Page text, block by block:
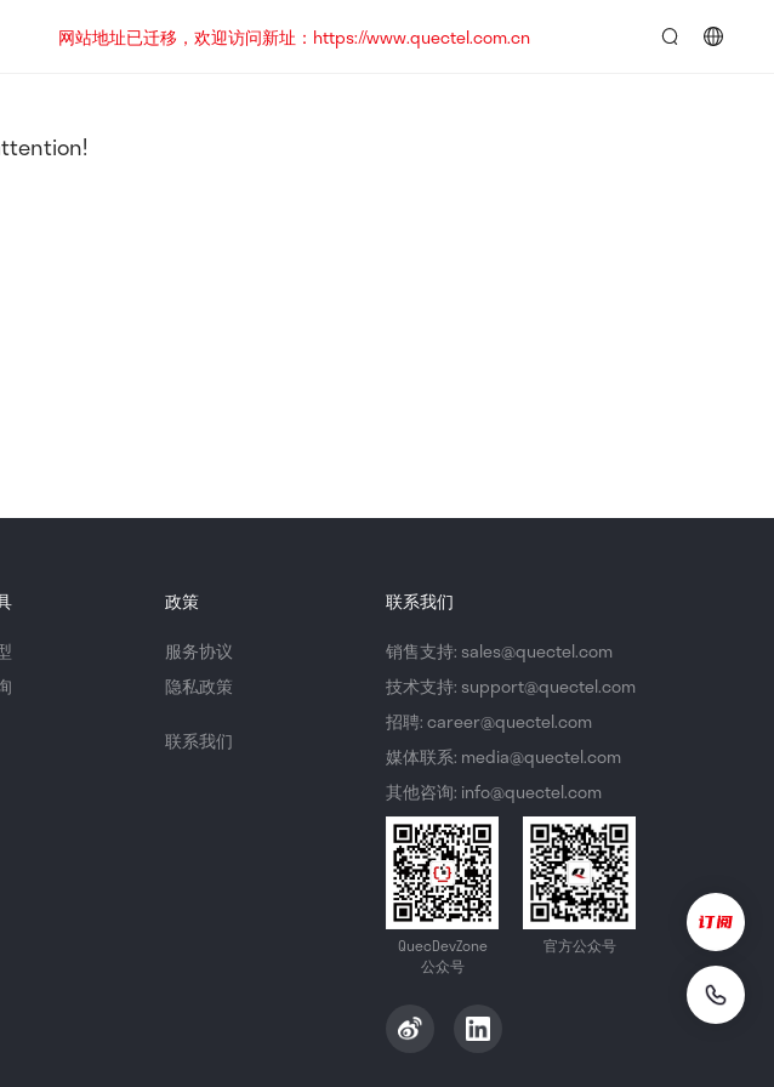
网站地址已迁移，欢迎访问新址：https://www.quectel.com.cn
政策
服务协议
隐私政策
联系我们
联系我们
销售支持: sales@quectel.com
技术支持: support@quectel.com
招聘: career@quectel.com
媒体联系: media@quectel.com
其他咨询: info@quectel.com
QuecDevZone
公众号
官方公众号